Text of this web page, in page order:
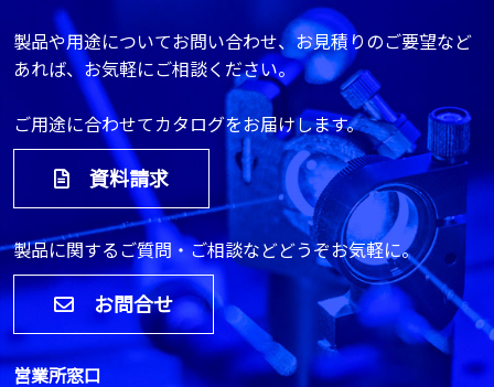
製品や用途についてお問い合わせ、お見積りのご要望など
あれば、お気軽にご相談ください。
ご用途に合わせてカタログをお届けします。
資料請求
製品に関するご質問・ご相談などどうぞお気軽に。
お問合せ
営業所窓口